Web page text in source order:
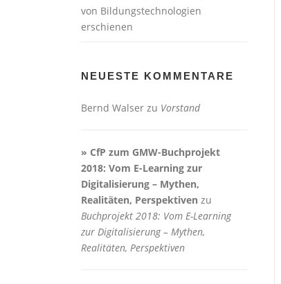
von Bildungstechnologien
erschienen
NEUESTE KOMMENTARE
Bernd Walser zu Vorstand
» CfP zum GMW-Buchprojekt
2018: Vom E-Learning zur
Digitalisierung – Mythen,
Realitäten, Perspektiven zu
Buchprojekt 2018: Vom E-Learning
zur Digitalisierung – Mythen,
Realitäten, Perspektiven